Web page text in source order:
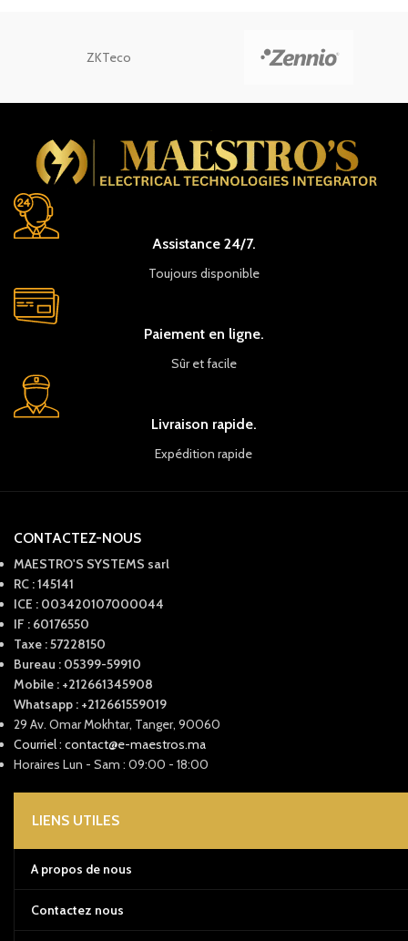
ZKTeco
Assistance 24/7.
Toujours disponible
Paiement en ligne.
Sûr et facile
Livraison rapide.
Expédition rapide
CONTACTEZ-NOUS
MAESTRO'S SYSTEMS sarl
RC : 145141
ICE : 003420107000044
IF : 60176550
Taxe : 57228150
Bureau : 05399-59910
Mobile : +212661345908
Whatsapp : +212661559019
29 Av. Omar Mokhtar, Tanger, 90060
Courriel : contact@e-maestros.ma
Horaires Lun - Sam : 09:00 - 18:00
LIENS UTILES
A propos de nous
Contactez nous